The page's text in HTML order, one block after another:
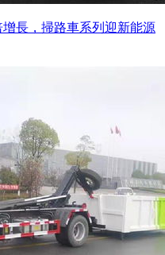
長，掃路車系列迎新能源